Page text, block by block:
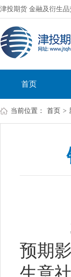
津投期货 金融及衍生
首页
当前位置： 首页 >
3
预期
生意